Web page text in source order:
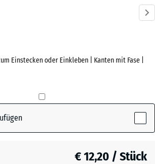
Einstecken oder Einkleben | Kanten mit Fase |
€ 12,20 / Stück